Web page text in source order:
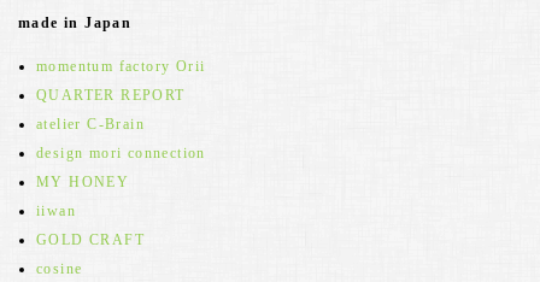
made in Japan
momentum factory Orii
QUARTER REPORT
atelier C-Brain
design mori connection
MY HONEY
iiwan
GOLD CRAFT
cosine